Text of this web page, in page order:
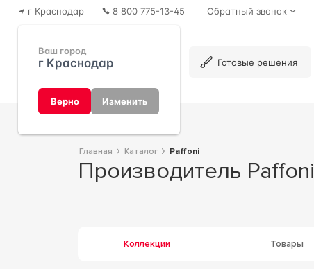
г Краснодар
Ваш город
г Краснодар
Верно Изменить
8 800 775-13-45 Обратный звонок
Готовые решения
Главная Каталог Paffoni
Производитель Paffoni
Коллекции Товары